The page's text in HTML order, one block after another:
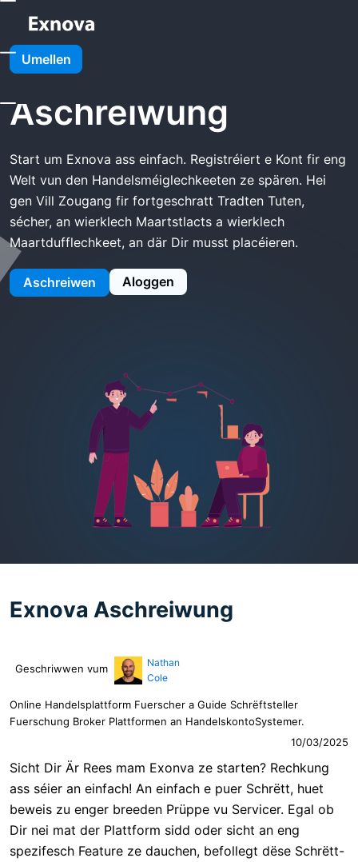
Umellen
Home Exnova Aschreiwung
Exnova
Aschreiwung
Start um Exnova ass einfach. Registréiert e Kont fir eng
Welt vun den Handelsméiglechkeeten ze spären. Hei
gen Vill Zougang fir fortgeschratt Tradten Tuten,
sécher, an wierklech Maartstlacts a wierklech
Maartdufflechkeet, an där Dir musst placéieren.
Aschreiwen Aloggen
Exnova Aschreiwung
Geschriwwen vum
Nathan
Cole
Online Handelsplattform Fuerscher a Guide Schrëftsteller
Fuerschung Broker Plattformen an HandelskontoSystemer.
10/03/2025
Sicht Dir Är Rees mam Exonva ze starten? Rechkung
ass séier an einfach! An einfach e puer Schrëtt, huet
beweis zu enger breeden Prüppe vu Servicer. Egal ob
Dir nei mat der Plattform sidd oder sicht an eng
spezifesch Feature ze dauchen, befollegt dëse Schrëtt-